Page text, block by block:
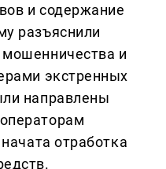
и содержание
разъяснили
и
экстренных
направлены
отработка